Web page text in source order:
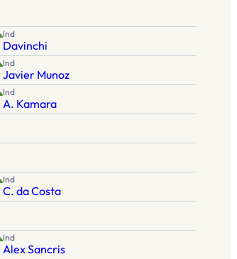
Ind
Davinchi
Ind
Javier Munoz
Ind
A. Kamara
Ind
C. da Costa
Ind
Alex Sancris